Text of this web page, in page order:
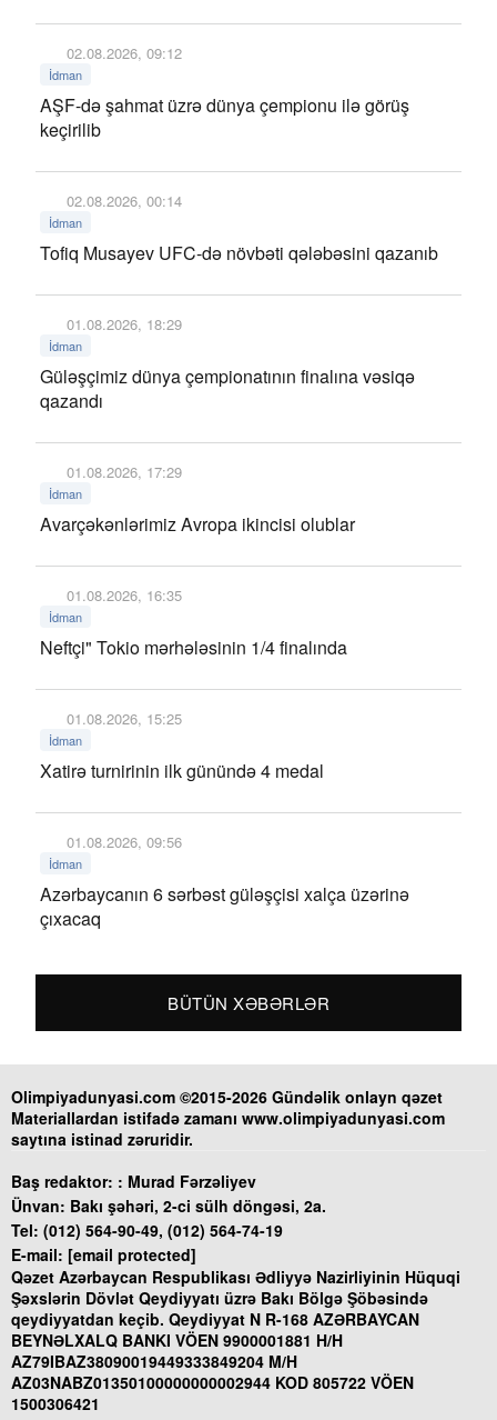
02.08.2026, 09:12
İdman
AŞF-də şahmat üzrə dünya çempionu ilə görüş
keçirilib
02.08.2026, 00:14
İdman
Tofiq Musayev UFC-də növbəti qələbəsini qazanıb
01.08.2026, 18:29
İdman
Güləşçimiz dünya çempionatının finalına vəsiqə
qazandı
01.08.2026, 17:29
İdman
Avarçəkənlərimiz Avropa ikincisi olublar
01.08.2026, 16:35
İdman
Neftçi" Tokio mərhələsinin 1/4 finalında
01.08.2026, 15:25
İdman
Xatirə turnirinin ilk günündə 4 medal
01.08.2026, 09:56
İdman
Azərbaycanın 6 sərbəst güləşçisi xalça üzərinə
çıxacaq
BÜTÜN XƏBƏRLƏR
Olimpiyadunyasi.com ©2015-2026 Gündəlik onlayn qəzet
Materiallardan istifadə zamanı www.olimpiyadunyasi.com
saytına istinad zəruridir.
Baş redaktor: : Murad Fərzəliyev
Ünvan: Bakı şəhəri, 2-ci sülh döngəsi, 2a.
Tel: (012) 564-90-49, (012) 564-74-19
E-mail: [email protected]
Qəzet Azərbaycan Respublikası Ədliyyə Nazirliyinin Hüquqi
Şəxslərin Dövlət Qeydiyyatı üzrə Bakı Bölgə Şöbəsində
qeydiyyatdan keçib. Qeydiyyat N R-168 AZƏRBAYCAN
BEYNƏLXALQ BANKI VÖEN 9900001881 H/H
AZ79IBAZ38090019449333849204 M/H
AZ03NABZ01350100000000002944 KOD 805722 VÖEN
1500306421